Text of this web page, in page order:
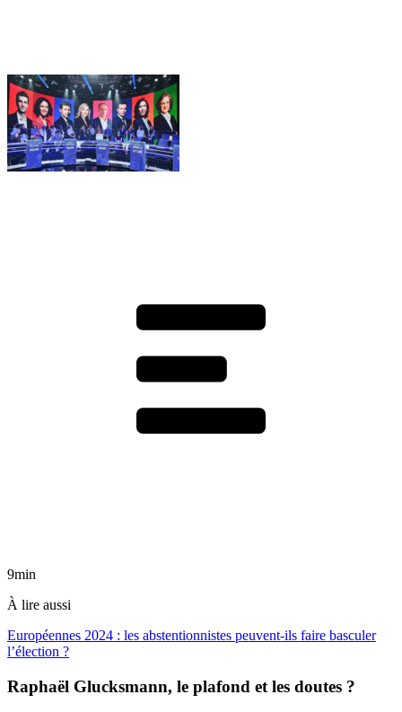
9min
À lire aussi
Européennes 2024 : les abstentionnistes peuvent-ils faire basculer
l’élection ?
Raphaël Glucksmann, le plafond et les doutes ?